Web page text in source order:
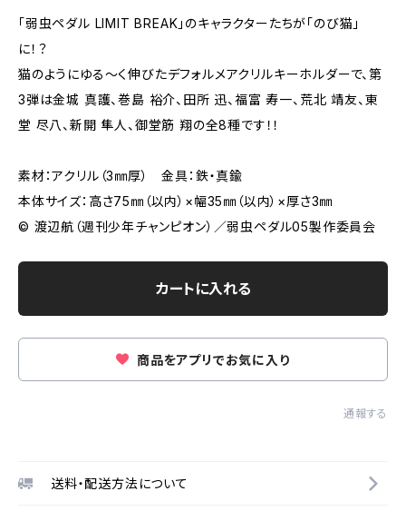
「弱虫ペダル LIMIT BREAK」のキャラクターたちが「のび猫」
に！？
猫のようにゆる〜く伸びたデフォルメアクリルキーホルダーで、第
3弾は金城 真護、巻島 裕介、田所 迅、福富 寿一、荒北 靖友、東
堂 尽八、新開 隼人、御堂筋 翔の全8種です！！
素材：アクリル（3㎜厚） 金具：鉄・真鍮
本体サイズ：高さ75㎜（以内）×幅35㎜（以内）×厚さ3㎜
© 渡辺航（週刊少年チャンピオン）／弱虫ペダル05製作委員会
カートに入れる
商品をアプリでお気に入り
通報する
送料・配送方法について